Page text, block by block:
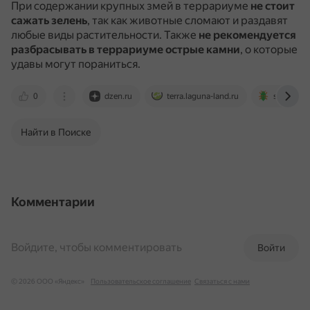
При содержании крупных змей в террариуме не стоит
сажать зелень, так как животные сломают и раздавят
любые виды растительности. Также не рекомендуется
разбрасывать в террариуме острые камни, о которые
удавы могут пораниться.
0 dzen.ru terra.laguna-land.ru
Найти в Поиске
Комментарии
Войти
Войдите, чтобы комментировать
© 2026 ООО «Яндекс» Пользовательское соглашение Связаться с нами